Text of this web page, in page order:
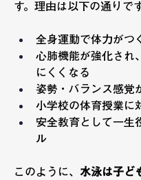
す。理由は以下の通りです
全身運動で体力がつく
心肺機能が強化され
にくくなる
姿勢・バランス感覚
小学校の体育授業に
安全教育として一生
ル
このように、 水泳は子ど